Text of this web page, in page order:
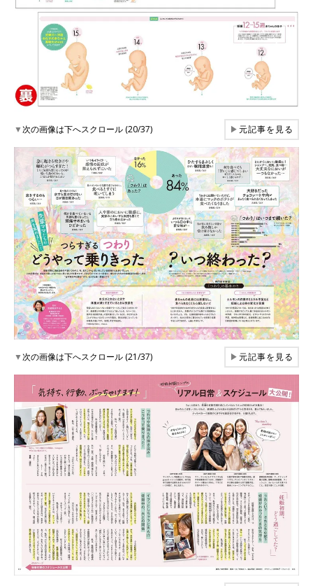
▼次の画像は下へスクロール (20/37) ▶元記事を見る
▼次の画像は下へスクロール (21/37) ▶元記事を見る